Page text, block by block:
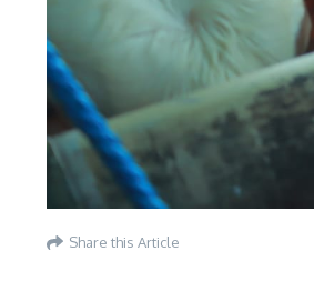
Share this Article